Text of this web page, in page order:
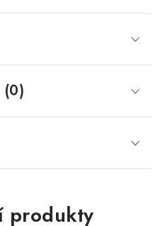
(0)
produkty